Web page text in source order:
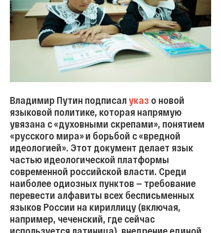
Владимир Путин подписал указ о новой
языковой политике, которая напрямую
увязана с «духовными скрепами», понятием
«русского мира» и борьбой с «вредной
идеологией». Этот документ делает язык
частью идеологической платформы
современной российской власти. Среди
наиболее одиозных пунктов — требование
перевести алфавиты всех бесписьменных
языков России на кириллицу (включая,
например, чеченский, где сейчас